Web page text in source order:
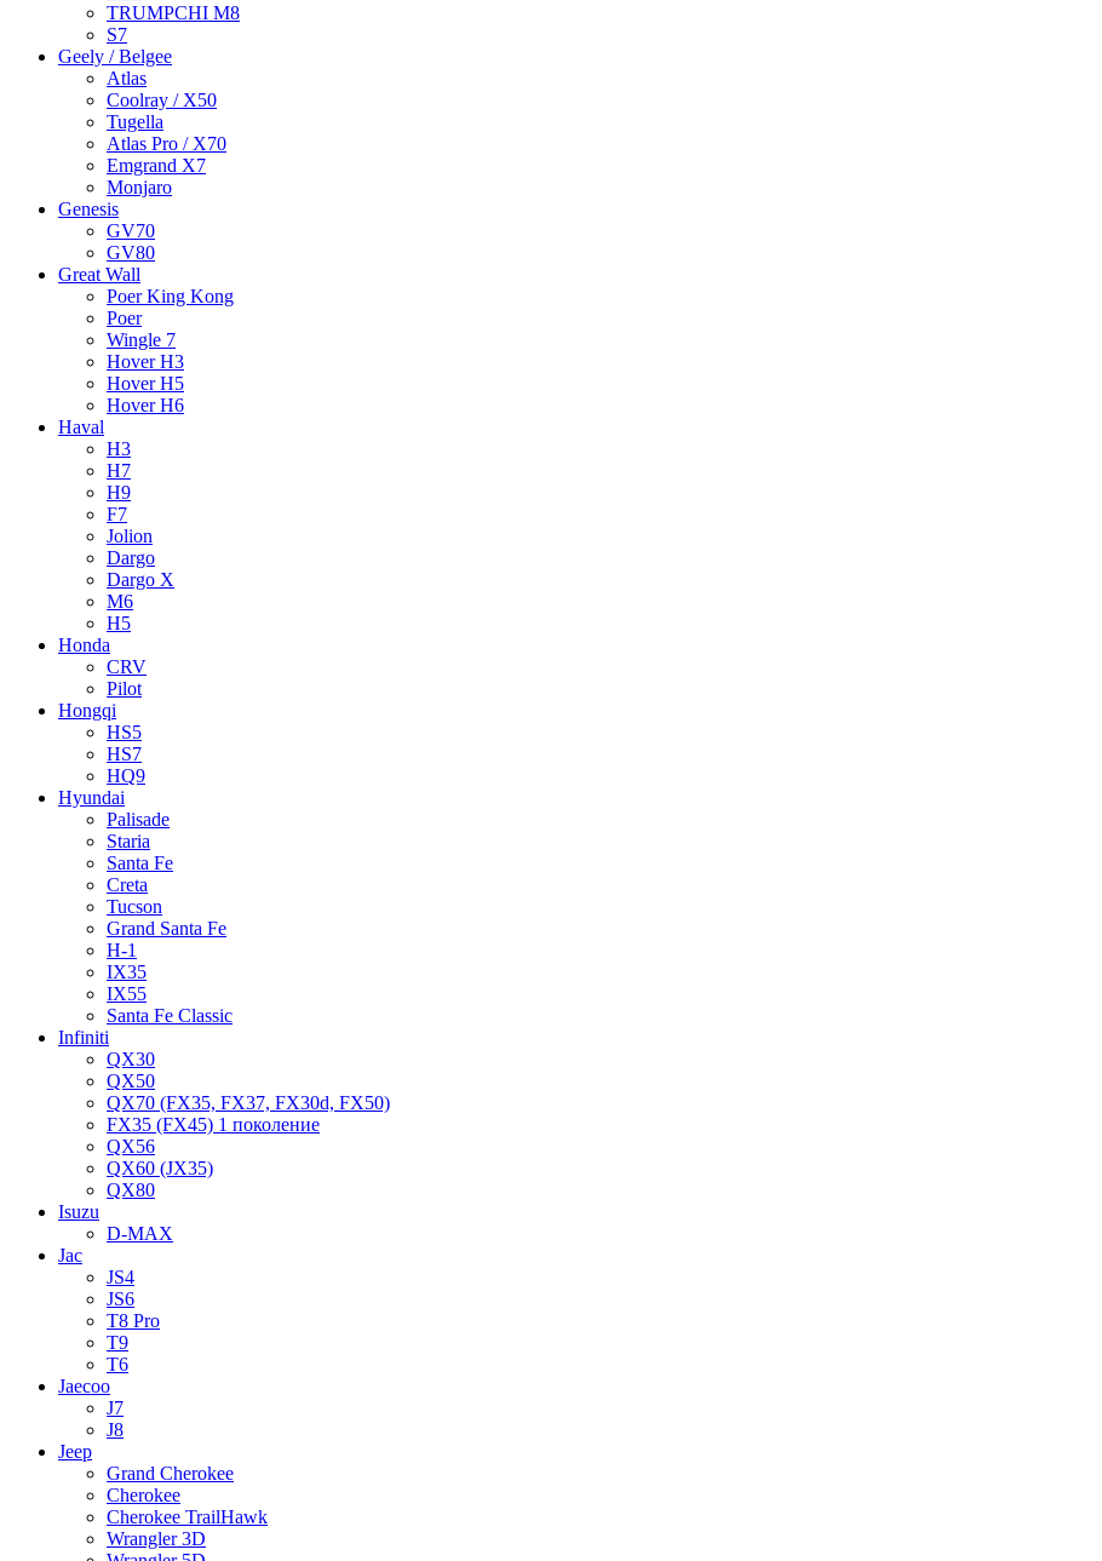
TRUMPCHI M8
S7
Geely / Belgee
Atlas
Coolray / X50
Tugella
Atlas Pro / X70
Emgrand X7
Monjaro
Genesis
GV70
GV80
Great Wall
Poer King Kong
Poer
Wingle 7
Hover H3
Hover H5
Hover H6
Haval
H3
H7
H9
F7
Jolion
Dargo
Dargo X
M6
H5
Honda
CRV
Pilot
Hongqi
HS5
HS7
HQ9
Hyundai
Palisade
Staria
Santa Fe
Creta
Tucson
Grand Santa Fe
H-1
IX35
IX55
Santa Fe Classic
Infiniti
QX30
QX50
QX70 (FX35, FX37, FX30d, FX50)
FX35 (FX45) 1 поколение
QX56
QX60 (JX35)
QX80
Isuzu
D-MAX
Jac
JS4
JS6
T8 Pro
T9
T6
Jaecoo
J7
J8
Jeep
Grand Cherokee
Cherokee
Cherokee TrailHawk
Wrangler 3D